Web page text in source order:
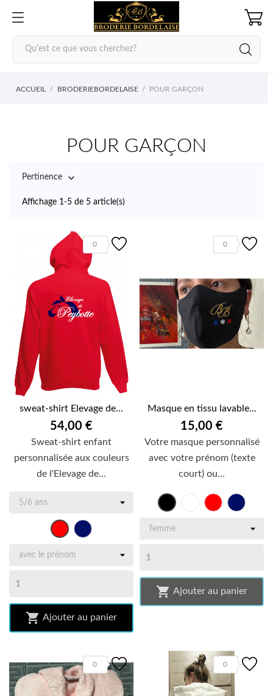
ACCUEIL BRODERIEBORDELAISE POUR GARÇON
POUR GARÇON
Pertinence 
Affichage 1-5 de 5 article(s)
0
sweat-shirt Elevage de...
54,00 €
Sweat-shirt enfant
personnalisée aux couleurs
de l'Elevage de...
Rougebleu
 Ajouter au panier
0
Masque en tissu lavable...
15,00 €
Votre masque personnalisé
avec votre prénom (texte
court) ou...
Noir BlancRougebleu
 Ajouter au panier
0 0